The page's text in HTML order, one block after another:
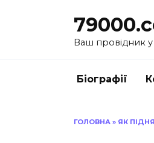
Ваш провідник у
Біографії
ГОЛОВНА » ЯК